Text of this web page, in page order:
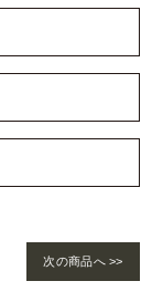
次の商品へ >>